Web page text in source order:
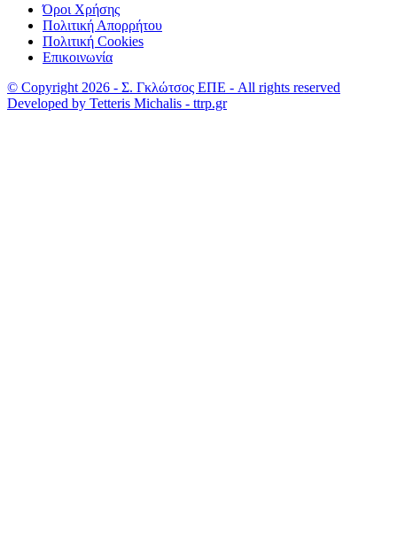
Όροι Χρήσης
Πολιτική Απορρήτου
Πολιτική Cookies
Επικοινωνία
© Copyright 2026 - Σ. Γκλώτσος ΕΠΕ - All rights reserved
Developed by Tetteris Michalis - ttrp.gr